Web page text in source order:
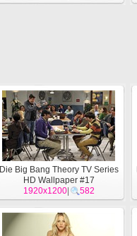
Die Big Bang Theory TV Series
HD Wallpaper #17
1920x1200| 582